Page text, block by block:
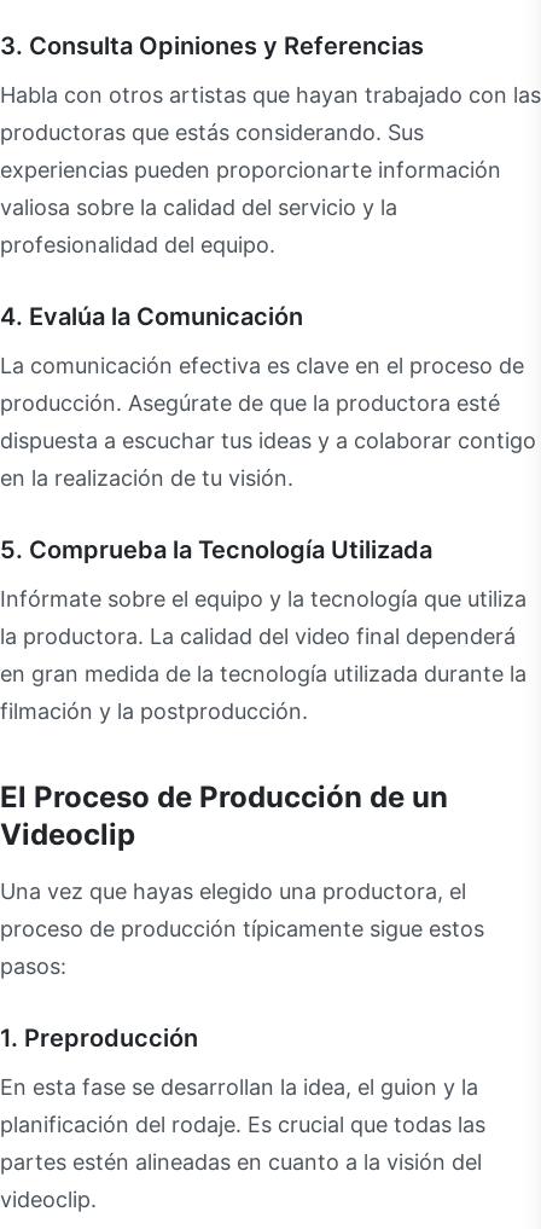
3. Consulta Opiniones y Referencias
Habla con otros artistas que hayan trabajado con las
productoras que estás considerando. Sus
experiencias pueden proporcionarte información
valiosa sobre la calidad del servicio y la
profesionalidad del equipo.
4. Evalúa la Comunicación
La comunicación efectiva es clave en el proceso de
producción. Asegúrate de que la productora esté
dispuesta a escuchar tus ideas y a colaborar contigo
en la realización de tu visión.
5. Comprueba la Tecnología Utilizada
Infórmate sobre el equipo y la tecnología que utiliza
la productora. La calidad del video final dependerá
en gran medida de la tecnología utilizada durante la
filmación y la postproducción.
El Proceso de Producción de un
Videoclip
Una vez que hayas elegido una productora, el
proceso de producción típicamente sigue estos
pasos:
1. Preproducción
En esta fase se desarrollan la idea, el guion y la
planificación del rodaje. Es crucial que todas las
partes estén alineadas en cuanto a la visión del
videoclip.